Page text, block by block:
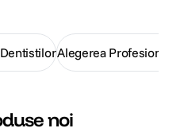
Alegerea
noi